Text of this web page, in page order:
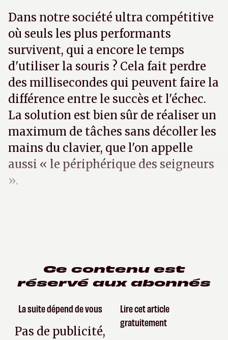
Dans notre société ultra compétitive
où seuls les plus performants
survivent, qui a encore le temps
d'utiliser la souris ? Cela fait perdre
des millisecondes qui peuvent faire la
différence entre le succès et l'échec.
La solution est bien sûr de réaliser un
maximum de tâches sans décoller les
mains du clavier, que l'on appelle
aussi « le périphérique des seigneurs
».
Ce contenu est
réservé aux abonnés
La suite dépend de vous
Pas de publicité,
Lire cet article
gratuitement